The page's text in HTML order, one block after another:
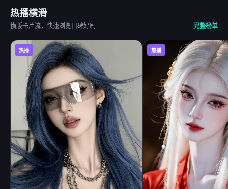
热播横滑
横版卡片流，快速浏览口碑好剧 完整榜单
热播 热播